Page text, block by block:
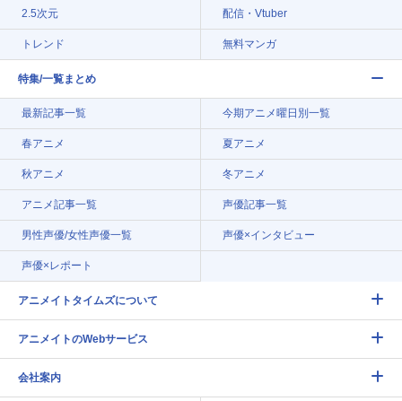
2.5次元 配信・Vtuber
トレンド 無料マンガ
特集/一覧まとめ
最新記事一覧 今期アニメ曜日別一覧
春アニメ 夏アニメ
秋アニメ 冬アニメ
アニメ記事一覧 声優記事一覧
男性声優/女性声優一覧 声優×インタビュー
声優×レポート
アニメイトタイムズについて
アニメイトのWebサービス
会社案内